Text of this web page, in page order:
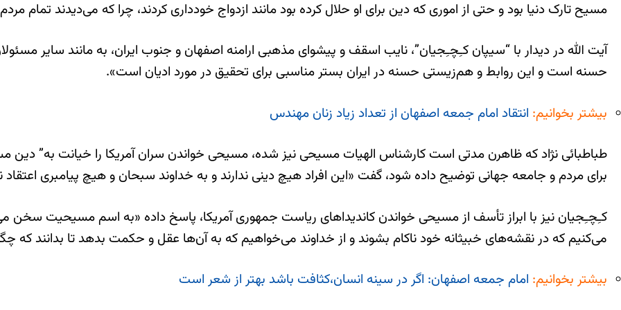
مسیح تارک دنیا بود و حتی از اموری که دین برای او حلال کرده بود مانند ازدواج خودداری کردند، چرا که می‌دیدند تمام
آیت الله در دیدار با “سیپان کـِچـِجیان”، نایب اسقف و پیشوای مذهبی ارامنه اصفهان و جنوب ایران، به مانند سایر
حسنه است و این روابط و هم‌زیستی حسنه در ایران بستر مناسبی برای تحقیق در مورد ادیان است».
بیشتر بخوانیم: انتقاد امام جمعه اصفهان از تعداد زیاد زنان مهندس
طباطبائی نژاد که ظاهرن مدتی است کارشناس الهیات مسیحی نیز شده، مسیحی خواندن سران آمریکا را خیانت به” دین
برای مردم و جامعه جهانی توضیح داده شود، گفت «این افراد هیچ دینی ندارند و به خداوند سبحان و هیچ پیامبری اعتقاد
کـِچـِجیان نیز با ابراز تأسف از مسیحی خواندن کاندیداهای ریاست جمهوری آمریکا، پاسخ داده «به اسم مسیحیت
می‌کنیم که در نقشه‌های خبیثانه خود ناکام بشوند و از خداوند می‌خواهیم که به آن‌ها عقل و حکمت بدهد تا بدانند که
بیشتر بخوانیم: امام جمعه اصفهان: اگر در سینه انسان،کثافت باشد بهتر از شعر است